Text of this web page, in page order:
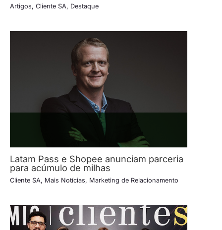
Artigos, Cliente SA, Destaque
Latam Pass e Shopee anunciam parceria
para acúmulo de milhas
Cliente SA, Mais Notícias, Marketing de Relacionamento